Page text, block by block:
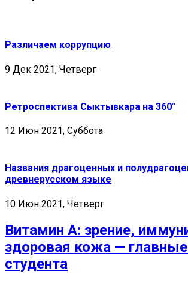
Различаем коррупцию
9 Дек 2021, Четверг
Ретроспектива Сыктывкара на 360°
12 Июн 2021, Суббота
Названия драгоценных и
древнерусском языке
10 Июн 2021, Четверг
Витамин А: зрение,
здоровая кожа —
студента